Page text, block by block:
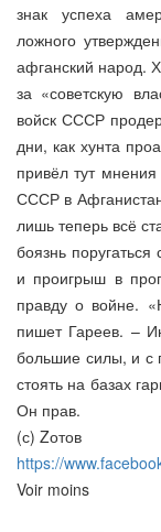
знак успеха
ложного
афганский народ.
за «советскую
войск СССР
дни, как хунта
привёл тут
СССР в
лишь теперь всё
боязнь
и проигрыш в
правду о войне.
пишет Гареев. –
большие силы, и с
стоять на базах
Он прав.
(с) Zотов
https://
Voir moins